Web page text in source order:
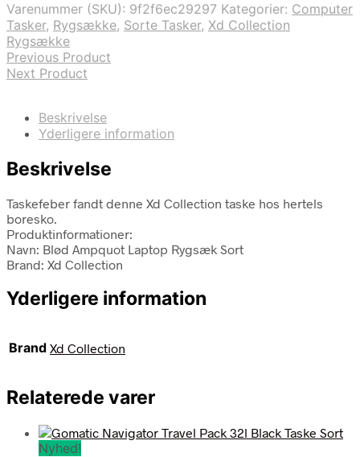
Varenummer (SKU): 9f2f6ec29297 Kategorier: Computer
Tasker, Rygsække, Sorte Tasker, Xd Collection
Rygsække
Previous Product
Next Product
Beskrivelse
Yderligere information
Beskrivelse
Taskefeber fandt denne Xd Collection taske hos hertels
boresko.
Produktinformationer:
Navn: Blød Ampquot Laptop Rygsæk Sort
Brand: Xd Collection
Yderligere information
Brand Xd Collection
Relaterede varer
Nyhed!